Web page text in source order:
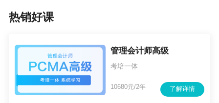
管理会计对于企业而言十分重要，在顺境时他
给出企业运行建议。管理会计证书能拓宽您的职
业发展路径，并赋予您差异化的优势。
更多推荐：
热销好课
管理会计师高级
考培一体
了解详情
10680元/2年